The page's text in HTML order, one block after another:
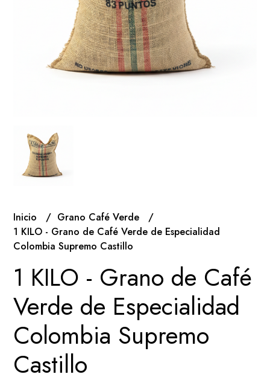
Inicio
Grano Café Verde
1 KILO - Grano de Café Verde de Especialidad
Colombia Supremo Castillo
1 KILO - Grano de Café
Verde de Especialidad
Colombia Supremo
Castillo